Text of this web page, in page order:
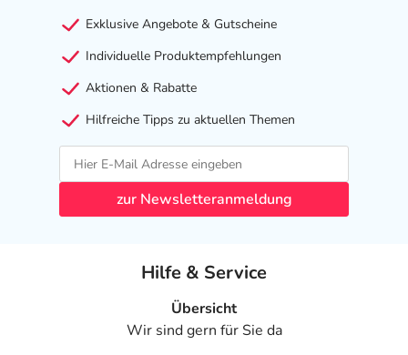
Exklusive Angebote & Gutscheine
Individuelle Produktempfehlungen
Aktionen & Rabatte
Hilfreiche Tipps zu aktuellen Themen
zur Newsletteranmeldung
Hilfe & Service
Übersicht
Wir sind gern für Sie da